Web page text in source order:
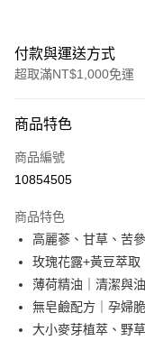
付款與運送方式
超取滿NT$1,000免運
信用卡一次付款
超商取貨付款
Apple Pay
街口支付
悠遊付
全盈+PAY
商品特色
商品編號
10854505
商品特色
高麗蔘、甘草、苦
玫瑰花露+黃豆萃取
薄荷精油｜清潔與
無皂鹼配方｜孕婦
大小麥芽植萃、野